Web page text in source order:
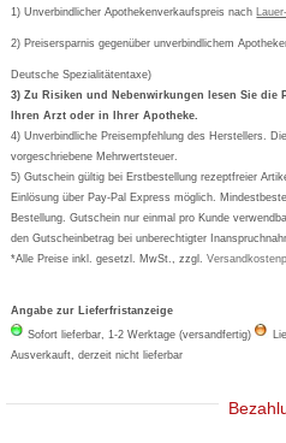
Cookie-Einstellungen
Vertrag widerrufen
Bestellschein ausfüllen
Newsletteranmeldung
Formoline
Wick
Eucerin
Basica
1) Unverbindlicher Apothekenverkaufspreis nach
2) Preisersparnis gegenüber unverbindlichem
Deutsche Spezialitätentaxe)
3) Zu Risiken und Nebenwirkungen lesen Sie die
Ihren Arzt oder in Ihrer Apotheke.
4) Unverbindliche Preisempfehlung des Herstellers.
vorgeschriebene Mehrwertsteuer.
5) Gutschein gültig bei Erstbestellung rezeptfreier
Einlösung über Pay-Pal Express möglich.
Bestellung. Gutschein nur einmal pro Kunde
den Gutscheinbetrag bei unberechtigter
*Alle Preise inkl. gesetzl. MwSt., zzgl.
Angabe zur Lieferfristanzeige
Sofort lieferbar, 1-2 Werktage (versandfertig)
Ausverkauft, derzeit nicht lieferbar